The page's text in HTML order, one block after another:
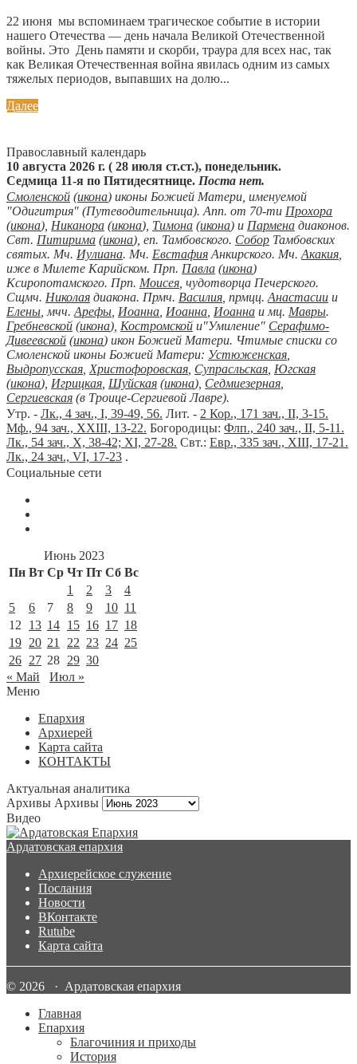
22 июня мы вспоминаем трагическое событие в истории
нашего Отечества — день начала Великой Отечественной
войны. Это День памяти и скорби, траура для всех нас, так
как Великая Отечественная война явилась одним из самых
тяжелых периодов, выпавших на долю...
Далее
Православный календарь
10 августа 2026 г. ( 28 июля ст.ст.), понедельник.
Седмица 11-я по Пятидесятнице. Поста нет.
Смоленской (икона) иконы Божией Матери, именуемой
"Одигитрия" (Путеводительница). Апп. от 70-ти Прохора
(икона), Никанора (икона), Тимона (икона) и Пармена диаконов.
Свт. Питирима (икона), еп. Тамбовского. Собор Тамбовских
святых. Мч. Иулиана. Мч. Евстафия Анкирского. Мч. Акакия
иже в Милете Карийском. Прп. Павла (икона)
Ксиропотамского. Прп. Моисея , чудотворца Печерского.
Сщмч. Николая диакона. Прмч. Василия , прмцц. Анастасии и
Елены , мчч. Арефы Иоанна Иоанна Иоанна и мц. Мавры.
Гребневской (икона), Костромской и"Умиление" Серафимо-
Дивеевской (икона) икон Божией Матери. Чтимые списки со
Смоленской иконы Божией Матери: Устюженская
Выдропусская Христофоровская Супрасльская Югская
(икона), Игрицкая Шуйская (икона), Седмиезерная
Сергиевская (в Троице-Сергиевой Лавре).
Утр. - Лк., 4 зач., I, 39-49, 56. Лит. - 2 Кор., 171 зач., II, 3-15.
Мф., 94 зач., XXIII, 13-22. Богородицы: Флп., 240 зач., II, 5-11.
Лк., 54 зач., X, 38-42; XI, 27-28. Свт.: Евр., 335 зач., XIII, 17-21.
Лк., 24 зач., VI, 17-23 .
Социальные сети
Июнь 2023
Пн Вт Ср Чт Пт Сб Вс
1
2 3
4
5
6 7 8 9 10 11
12
13 14 15 16 17 18
19 20 21 22 23 24 25
26 27 28 29 30
« Май
Июл »
Меню
Епархия
Архиерей
Карта сайта
КОНТАКТЫ
Актуальная аналитика
Архивы Архивы
Видео
Ардатовская епархия
Архиерейское служение
Послания
Новости
ВКонтакте
Rutube
Карта сайта
© 2026 · Ардатовская епархия
Главная
Епархия
Благочиния и приходы
История